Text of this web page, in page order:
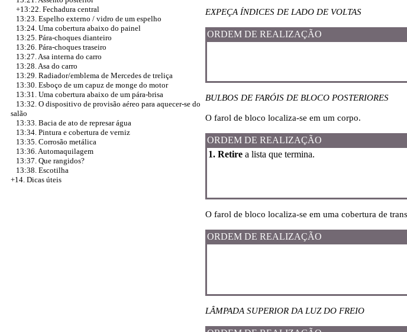
+13:22. Fechadura central
13:23. Espelho externo / vidro de um espelho
13:24. Uma cobertura abaixo do painel
13:25. Pára-choques dianteiro
13:26. Pára-choques traseiro
13:27. Asa interna do carro
13:28. Asa do carro
13:29. Radiador/emblema de Mercedes de treliça
13:30. Esboço de um capuz de monge do motor
13:31. Uma cobertura abaixo de um pára-brisa
13:32. O dispositivo de provisão aéreo para aquecer-se do
salão
13:33. Bacia de ato de represar água
13:34. Pintura e cobertura de verniz
13:35. Corrosão metálica
13:36. Automaquilagem
13:37. Que rangidos?
13:38. Escotilha
+14. Dicas úteis
EXPEÇA ÍNDICES DE LADO DE VOLTAS
ORDEM DE REALIZAÇÃO
BULBOS DE FARÓIS DE BLOCO POSTERIORES
O farol de bloco localiza-se em um corpo.
ORDEM DE REALIZAÇÃO
1. Retire a lista que termina.
O farol de bloco localiza-se em uma cobertura de
ORDEM DE REALIZAÇÃO
LÂMPADA SUPERIOR DA LUZ DO FREIO